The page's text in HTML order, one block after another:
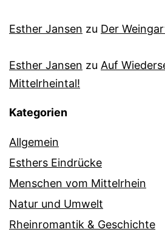
Esther Jansen zu Der
Esther Jansen zu Auf
Mittelrheintal!
Kategorien
Allgemein
Esthers Eindrücke
Menschen vom Mittelrhein
Natur und Umwelt
Rheinromantik & Geschichte